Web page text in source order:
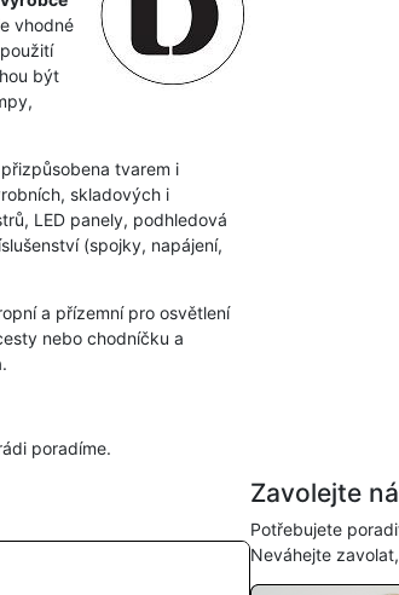
vhodné
být
tvarem i
skladových i
LED panely, podhledová
(spojky, napájení,
a přízemní pro osvětlení
nebo chodníčku a
poradíme.
Zavolejte
Potřebujete
Neváhejte